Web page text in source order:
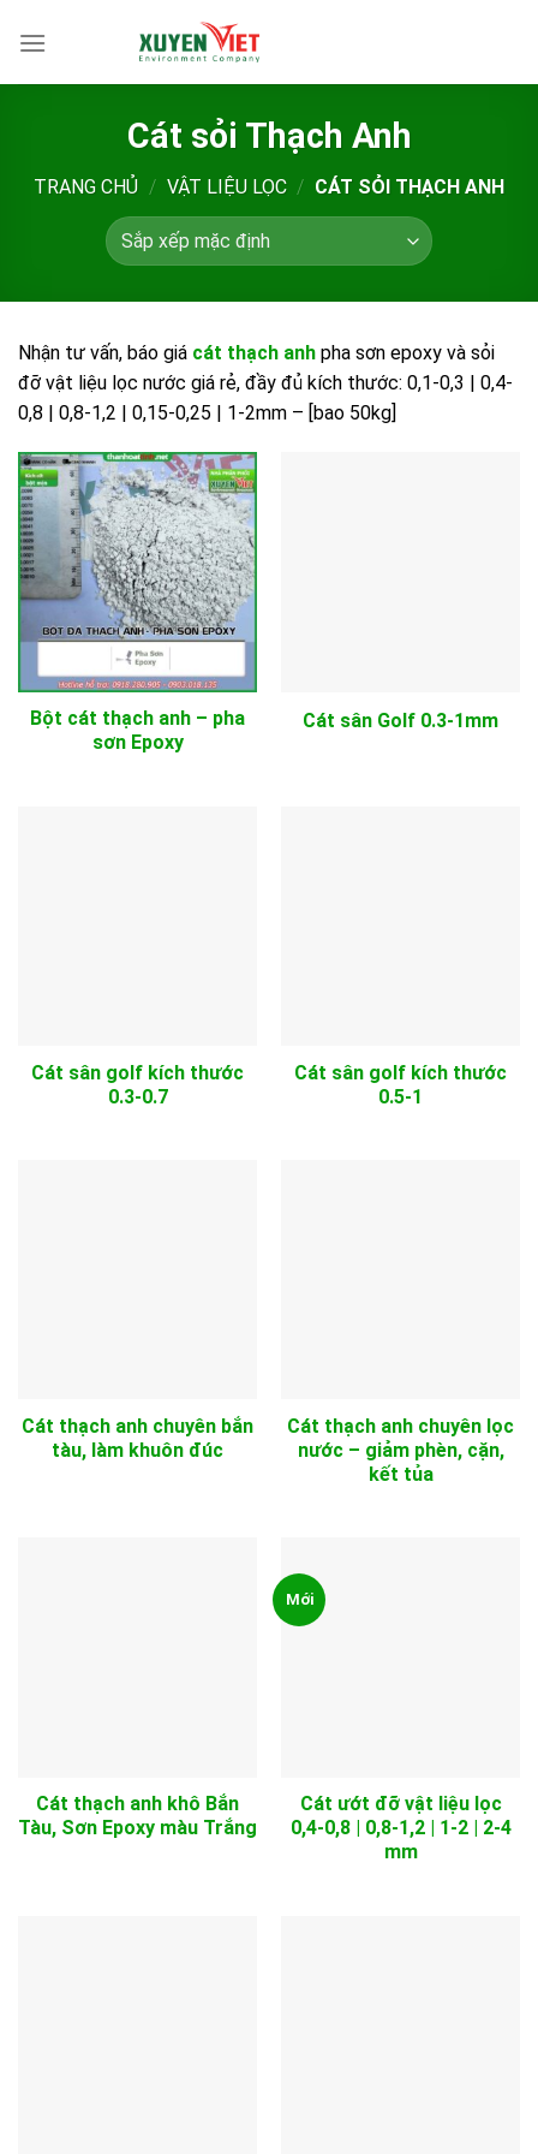
qua
Cát sỏi Thạch Anh
TRANG CHỦ / VẬT LIỆU LỌC / CÁT SỎI THẠCH ANH
Nhận tư vấn, báo giá cát thạch anh pha sơn epoxy và sỏi
đỡ vật liệu lọc nước giá rẻ, đầy đủ kích thước: 0,1-0,3 | 0,4-
0,8 | 0,8-1,2 | 0,15-0,25 | 1-2mm – [bao 50kg]
Bột cát thạch anh – pha
sơn Epoxy
Cát sân Golf 0.3-1mm
Cát sân golf kích thước
0.3-0.7
Cát sân golf kích thước
0.5-1
Cát thạch anh chuyên bắn
tàu, làm khuôn đúc
Cát thạch anh chuyên lọc
nước – giảm phèn, cặn,
kết tủa
Cát thạch anh khô Bắn
Tàu, Sơn Epoxy màu Trắng
Mới
Cát ướt đỡ vật liệu lọc
0,4-0,8 | 0,8-1,2 | 1-2 | 2-4
mm